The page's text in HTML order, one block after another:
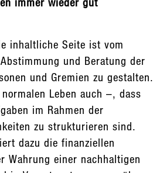
inhaltliche Seite ist vom
und Beratung der
und Gremien zu gestalten.
Leben auch –, dass
im Rahmen der
zu strukturieren sind.
dazu die finanziellen
Wahrung einer nachhaltigen